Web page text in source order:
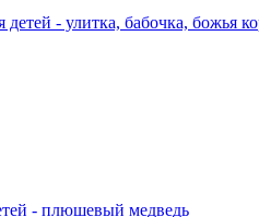
- улитка, бабочка, божья
- плюшевый медведь